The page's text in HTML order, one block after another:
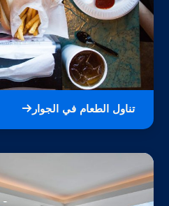
تناول الطعام في الجوار